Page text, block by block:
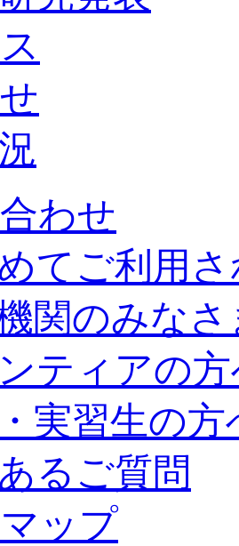
わせ
てご利用
関のみな
ティアの
実習生の方
るご質問
ップ